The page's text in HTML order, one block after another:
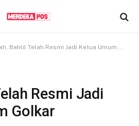
Bahlil Telah Resmi Jadi Ketua Umum Golkar
Resmi Jadi
Golkar